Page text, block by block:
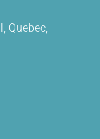
Quebec,